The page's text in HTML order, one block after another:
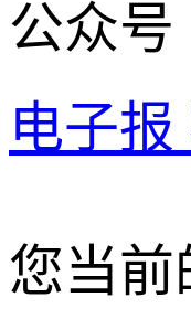
公众号
电子报
您当前